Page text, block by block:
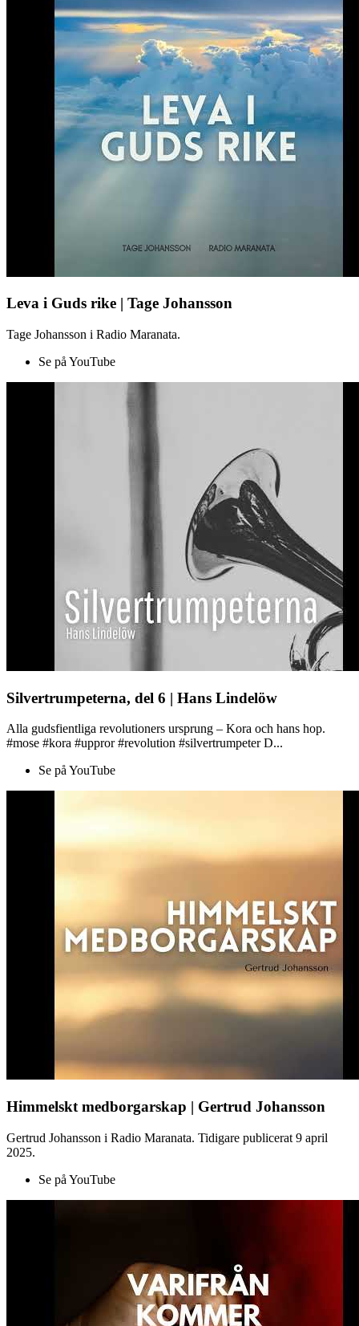
Leva i Guds rike | Tage Johansson
Tage Johansson i Radio Maranata.
Se på YouTube
Silvertrumpeterna, del 6 | Hans Lindelöw
Alla gudsfientliga revolutioners ursprung – Kora och hans hop.
#mose #kora #uppror #revolution #silvertrumpeter D...
Se på YouTube
Himmelskt medborgarskap | Gertrud Johansson
Gertrud Johansson i Radio Maranata. Tidigare publicerat 9 april
2025.
Se på YouTube